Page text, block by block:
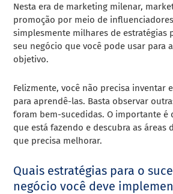
Nesta era de marketing milenar,
promoção por meio de
simplesmente milhares de estratégias
seu negócio que você pode usar para
objetivo.
Felizmente, você não precisa inventar
para aprendê-las. Basta observar
foram bem-sucedidas. O importante é
que está fazendo e descubra as áreas
que precisa melhorar.
Quais estratégias para o
negócio você deve